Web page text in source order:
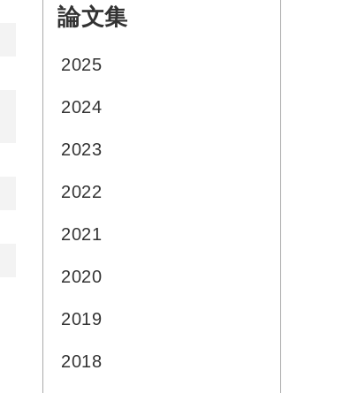
論文集
2025
2024
2023
2022
2021
2020
2019
2018